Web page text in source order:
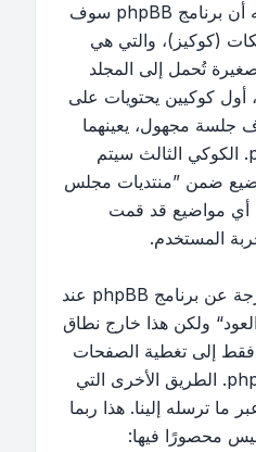
مجلس العود“ سينتج عنه أن برنامج phpBB سوف
(كوكيز)، والتي هي
تُحمل إلى المجلد
كوكيين يحتويات على
جلسة مجهول، يعينهما
لك تلقائيًا برنامج phpBB. الكوكي الثالث سيتم
ضمن ”منتديات مجلس
أي مواضيع قد قمت
المستخدم.
وربما ننشئ كوكيات خارجة عن برنامج phpBB عند
ولكن هذا خارج نطاق
فقط إلى تغطية الصفحات
المنشأة عبر برنامج phpBB. الطريق الأخرى التي
ما ترسله إلينا. هذا ربما
محصورًا فيها: